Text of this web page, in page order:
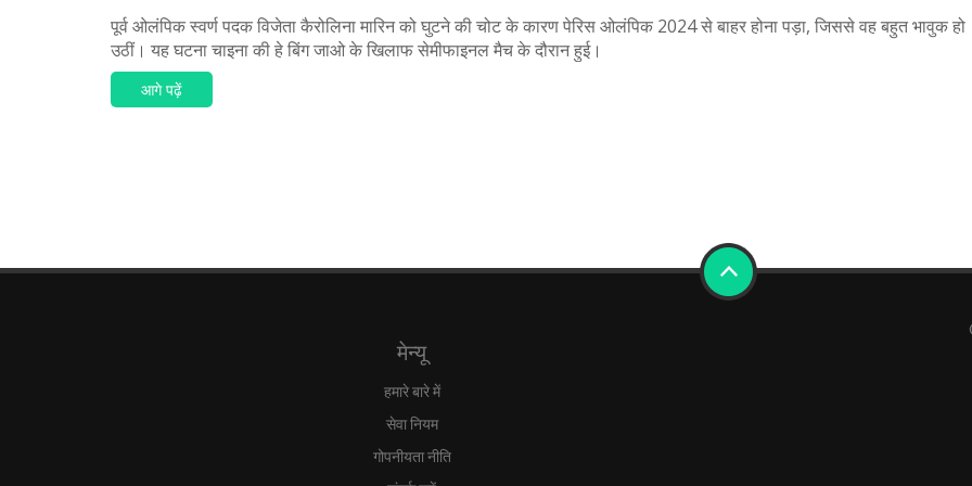
पूर्व ओलंपिक स्वर्ण पदक विजेता कैरोलिना मारिन को घुटने की चोट के कारण पेरिस ओलंपिक 2024 से बाहर होना पड़ा, जिससे वह बहुत भावुक हो
उठीं। यह घटना चाइना की हे बिंग जाओ के खिलाफ सेमीफाइनल मैच के दौरान हुई।
आगे पढ़ें
मेन्यू
हमारे बारे में
सेवा नियम
गोपनीयता नीति